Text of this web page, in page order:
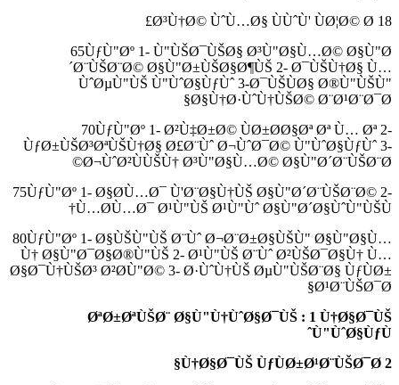
18 Ø³Ù†Ø© ÙˆÙ…Ø§ ÙÙˆÙ' ÙØ¦Ø© Ø£
65ÙƒÙ"Øº 1- Ù"ÙŠØ¯ÙŠØ§ Ø³Ù"Ø§Ù…Ø© Ø§Ù"Ø
´Ø¨ÙŠØ¨Ø© Ø§Ù"Ø±ÙŠØ§Ø¶ÙŠ 2- Ø¯ÙŠÙ†Ø§ Ù…
ÙˆØµÙ"ÙŠ Ù"ÙˆØ§ÙƒÙˆ 3-Ø¯ÙŠÙØ§ Ø®Ù"ÙŠÙ"
Ø§Ù†Ø·ÙˆÙ†ÙŠØ© Ø¨Ø¹Ø¨Ø¯Ø§
70ÙƒÙ"Øº 1- Ø²Ù‡Ø±Ø© ÙØ±Ø­Ø§Øª Øª Ù… Øª 2-
ÙƒØ±ÙŠØ³ØªÙŠÙ†Ø§ Ø£Ø¨Ùˆ Ø¬ÙˆØ¯Ø© Ù"ÙˆØ§ÙƒÙˆ 3-
Ø¬ÙˆØ²ÙÙŠÙ† Ø³Ù"Ø§Ù…Ø© Ø§Ù"Ø´Ø¨ÙŠØ¨Ø©
75ÙƒÙ"Øº 1- Ø§Ø­Ù…Ø¯ Ù'Ø¨Ø§Ù†ÙŠ Ø§Ù"Ø´Ø¨ÙŠØ¨Ø© 2-
Ù…Ø­Ù…Ø¯ Ø¹Ù"ÙŠ Ø¹Ù"Ùˆ Ø§Ù"Ø´Ø§ÙˆÙ"ÙŠÙ†
80ÙƒÙ"Øº 1- Ø§ÙŠÙ"ÙŠ Ø¨Ùˆ Ø¬Ø¨Ø±Ø§ÙŠÙ" Ø§Ù"Ø§Ù…
Ù† Ø§Ù"Ø¯Ø§Ø®Ù"ÙŠ 2- Ø¹Ù"ÙŠ Ø¨Ùˆ Ø²ÙŠØ¯Ø§Ù† Ù…
Ø§Ø¯Ù†ÙŠØ³ Ø²Ø­Ù"Ø© 3- Ø·ÙˆÙ†ÙŠ ØµÙ"ÙŠØ¨Ø§ ÙƒÙØ±
Ø¹Ø¨ÙŠØ¯Ø§
ØªØ±ØªÙŠØ¨ Ø§Ù"Ù†ÙˆØ§Ø¯ÙŠ : 1 Ù†Ø§Ø¯ÙŠ
Ù"ÙˆØ§ÙƒÙˆ
2 Ù†Ø§Ø¯ÙŠ ÙƒÙØ±Ø¹Ø¨ÙŠØ¯Ø§